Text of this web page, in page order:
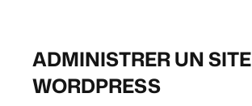
ADMINISTRER UN SITE
WORDPRESS